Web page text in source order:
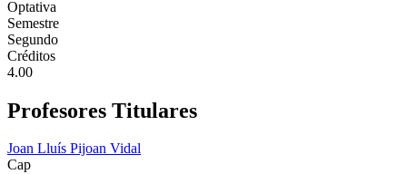
Optativa
Semestre
Segundo
Créditos
4.00
Profesores Titulares
Joan Lluís Pijoan Vidal
Cap